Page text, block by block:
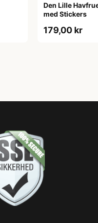
Den Lille
med Stickers
179,00 kr